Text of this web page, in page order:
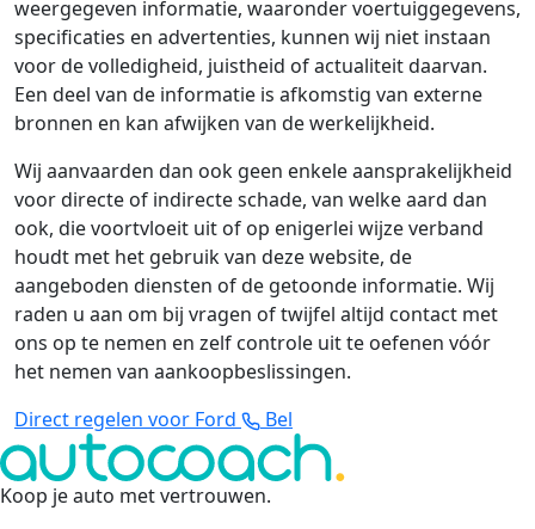
weergegeven informatie, waaronder voertuiggegevens,
specificaties en advertenties, kunnen wij niet instaan
voor de volledigheid, juistheid of actualiteit daarvan.
Een deel van de informatie is afkomstig van externe
bronnen en kan afwijken van de werkelijkheid.
Wij aanvaarden dan ook geen enkele aansprakelijkheid
voor directe of indirecte schade, van welke aard dan
ook, die voortvloeit uit of op enigerlei wijze verband
houdt met het gebruik van deze website, de
aangeboden diensten of de getoonde informatie. Wij
raden u aan om bij vragen of twijfel altijd contact met
ons op te nemen en zelf controle uit te oefenen vóór
het nemen van aankoopbeslissingen.
Direct regelen voor Ford
Bel
Koop je auto met vertrouwen.